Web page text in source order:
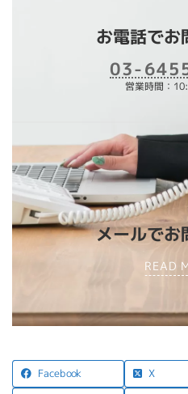
お電話でお
03-
営業時間：
メールでお
READ
Facebook X